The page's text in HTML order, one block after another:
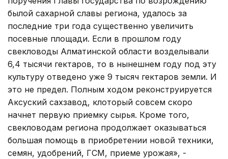
былой сахарной славы региона, удалось за
последние три года существенно увеличить
посевные площади. Если в прошлом году
свекловоды Алматинской области возделывали
6,4 тысячи гектаров, то в нынешнем году под эту
культуру отведено уже 9 тысяч гектаров земли. И
это не предел. Полным ходом реконструируется
Аксуский сахзавод, клоторый совсем скоро
начнет первую приемку сырья. Кроме того,
свекловодам региона продолжает оказываться
большая помощь в приобретении новой техники,
семян, удобрений, ГСМ, приеме урожая», -